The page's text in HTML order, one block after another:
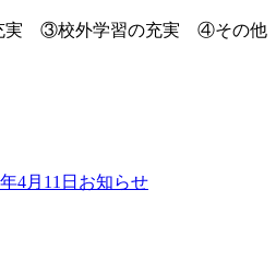
実 ③校外学習の充実 ④その他
4月11日 カ
お知らせ